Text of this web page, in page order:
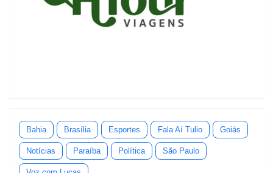
Bahia Brasília Esportes Fala Aí Tulio Goiás
Notícias Paraíba Política São Paulo